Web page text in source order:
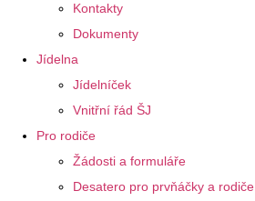
Kontakty
Dokumenty
Jídelna
Jídelníček
Vnitřní řád ŠJ
Pro rodiče
Žádosti a formuláře
Desatero pro prvňáčky a rodiče